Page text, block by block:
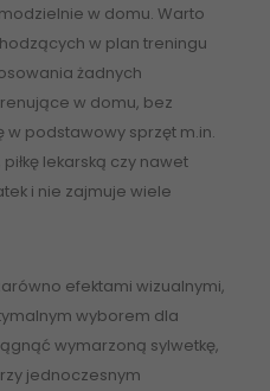
w domu. Warto
w plan treningu
żadnych
w domu, bez
podstawowy sprzęt m.in.
lekarską czy nawet
i nie zajmuje wiele
efektami wizualnymi,
wyborem dla
wymarzoną sylwetkę,
jednoczesnym